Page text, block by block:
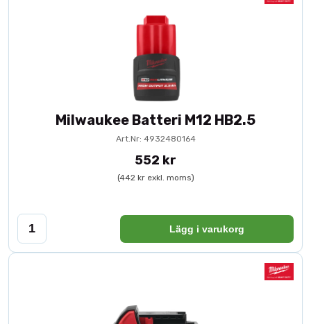
Milwaukee Batteri M12 HB2.5
Art.Nr: 4932480164
552 kr
(442 kr exkl. moms)
Lägg i varukorg